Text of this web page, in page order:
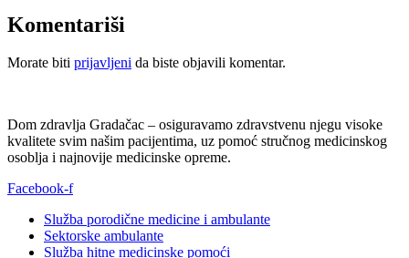
Komentariši
Morate biti prijavljeni da biste objavili komentar.
Dom zdravlja Gradačac – osiguravamo zdravstvenu njegu visoke
kvalitete svim našim pacijentima, uz pomoć stručnog medicinskog
osoblja i najnovije medicinske opreme.
Facebook-f
Služba porodične medicine i ambulante
Sektorske ambulante
Služba hitne medicinske pomoći